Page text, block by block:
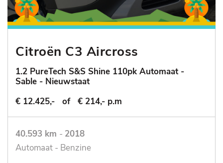
Citroën C3 Aircross
1.2 PureTech S&S Shine 110pk Automaat -
Sable - Nieuwstaat
€ 12.425,-
of € 214,- p.m
40.593 km - 2018
Automaat - Benzine